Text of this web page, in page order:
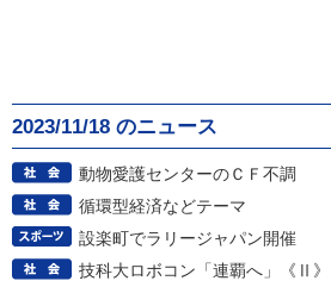
2023/11/18 のニュース
動物愛護センターのＣＦ不調
循環型経済などテーマ
設楽町でラリージャパン開催
技科大ロボコン「連覇へ」《Ⅱ》